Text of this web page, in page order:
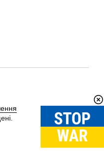
Вгору↑